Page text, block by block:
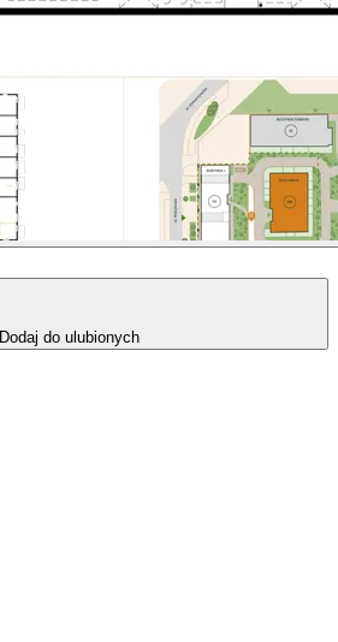
Dodaj do ulubionych